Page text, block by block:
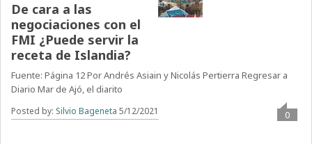
De cara a las
negociaciones con el
FMI ¿Puede servir la
receta de Islandia?
Fuente: Página 12 Por Andrés Asiain y Nicolás Pertierra Regresar a
Diario Mar de Ajó, el diarito
Posted by: Silvio Bageneta 5/12/2021 0